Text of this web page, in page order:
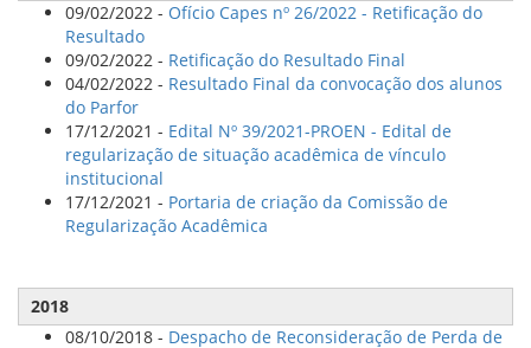
09/02/2022 - Ofício Capes nº 26/2022 - Retificação do
Resultado
09/02/2022 - Retificação do Resultado Final
04/02/2022 - Resultado Final da convocação dos alunos
do Parfor
17/12/2021 - Edital Nº 39/2021-PROEN - Edital de
regularização de situação acadêmica de vínculo
institucional
17/12/2021 - Portaria de criação da Comissão de
Regularização Acadêmica
2018
08/10/2018 - Despacho de Reconsideração de Perda de